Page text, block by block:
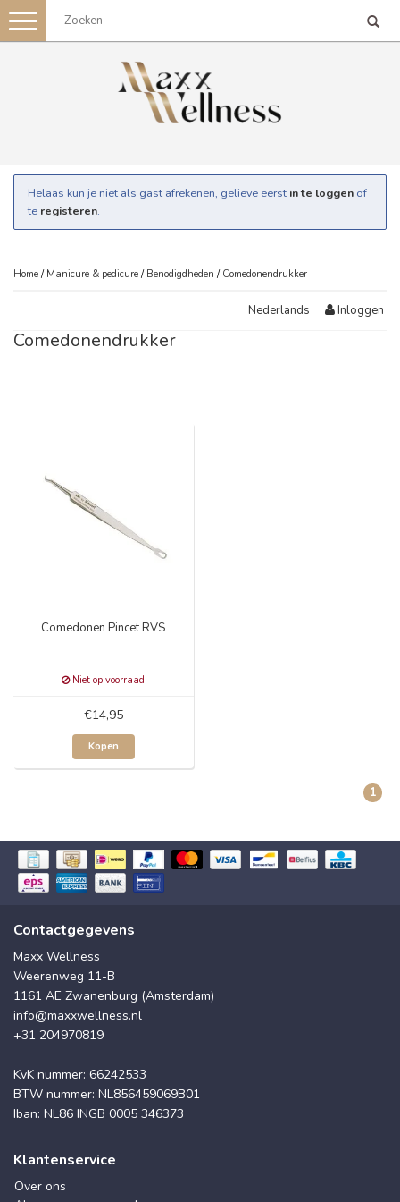
Toggle
navigation
Helaas kun je niet als gast afrekenen, gelieve eerst in te loggen of
te registeren.
Home / Manicure & pedicure / Benodigdheden / Comedonendrukker
Nederlands Inloggen
Comedonendrukker
Comedonen Pincet RVS
Niet op voorraad
€14,95
Kopen
1
Contactgegevens
Maxx Wellness
Weerenweg 11-B
1161 AE Zwanenburg (Amsterdam)
info@maxxwellness.nl
+31 204970819
KvK nummer: 66242533
BTW nummer: NL856459069B01
Iban: NL86 INGB 0005 346373
Klantenservice
Over ons